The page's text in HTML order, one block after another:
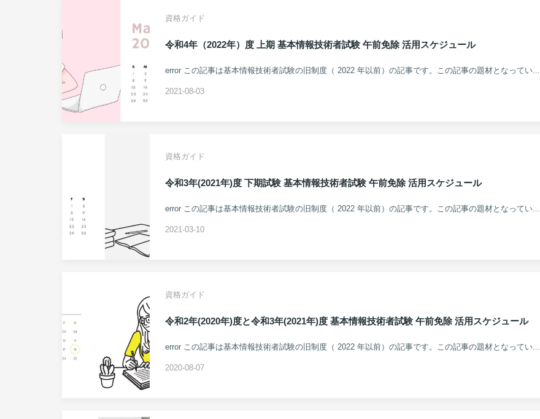
資格ガイド
令和4年（2022年）度 上期 基本情報技術者試験 午前免除 活用スケジュール
error この記事は基本情報技術者試験の旧制度（ 2022 年以前）の記事です。この記事の題材となってい...
2021-08-03
資格ガイド
令和3年(2021年)度 下期試験 基本情報技術者試験 午前免除 活用スケジュール
error この記事は基本情報技術者試験の旧制度（ 2022 年以前）の記事です。この記事の題材となってい...
2021-03-10
資格ガイド
令和2年(2020年)度と令和3年(2021年)度 基本情報技術者試験 午前免除 活用スケジュール
error この記事は基本情報技術者試験の旧制度（ 2022 年以前）の記事です。この記事の題材となってい...
2020-08-07